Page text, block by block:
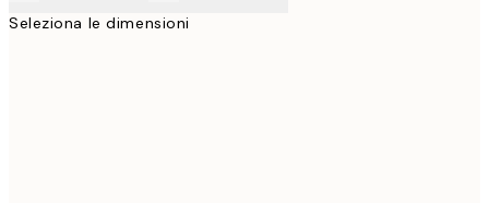
Seleziona le dimensioni